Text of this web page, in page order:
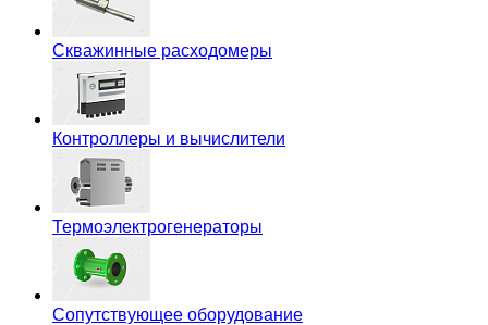
Скважинные расходомеры
Контроллеры и вычислители
Термоэлектрогенераторы
Сопутствующее оборудование